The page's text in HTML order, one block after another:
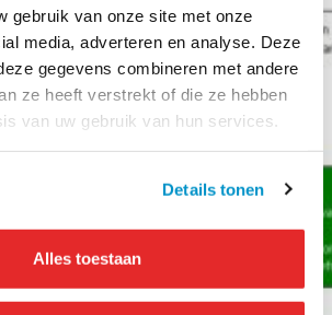
gebruik van onze site met onze
media, adverteren en analyse. Deze
gegevens combineren met andere
ze heeft verstrekt of die ze hebben
van uw gebruik van hun services.
Details tonen
Alles toestaan